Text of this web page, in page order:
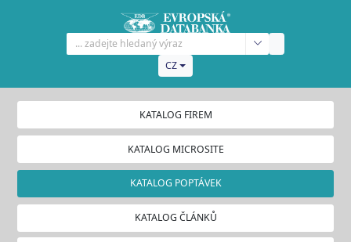
CZ
KATALOG FIREM
KATALOG MICROSITE
KATALOG POPTÁVEK
KATALOG ČLÁNKŮ